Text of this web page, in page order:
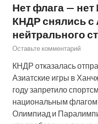
Нет флага —
КНДР снялись с
нейтрального
Оставьте комментарий
КНДР отказалась
Азиатские игры в
году запретило
национальным флагом
Олимпиад и